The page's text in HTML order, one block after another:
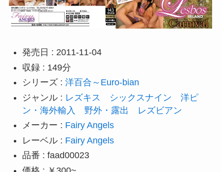
発売日 : 2011-11-04
収録 : 149分
シリーズ : 洋百合～Euro-bian
ジャンル : レズキス シックスナイン
洋ピ
ン・海外輸入
野外・露出
レズビアン
メーカー : Fairy Angels
レーベル : Fairy Angels
品番 : faad00023